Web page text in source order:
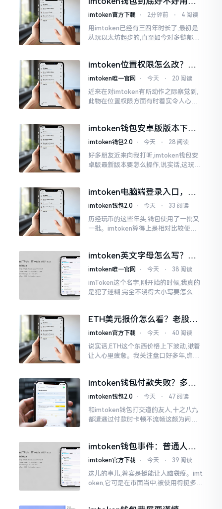
老玩家说说真实体验
imtoken官方下载 ⋅ 2分钟前 ⋅ 4 阅读
用imtoken已经有三四年时长了,最初是
从玩以太坊起步的,直至如今对多链都有
imtoken位置权限怎么改？手
把手教你搞定
imtoken唯一官网 ⋅ 今天 ⋅ 20 阅读
近来在对imtoken有所动作之际察觉到,
此物在位置权限方面有时着实令人心生
的模样
imtoken钱包安卓版版本下载
安装教程
imtoken钱包2.0 ⋅ 今天 ⋅ 28 阅读
好多朋友近来向我打听,imtoken钱包安
卓版最新版本要怎么操作,说实话,这玩意
0版本
imtoken电脑端登录入口，地
址在这里
imtoken钱包2.0 ⋅ 今天 ⋅ 33 阅读
历经玩币的这些年头,钱包使用了一批又
一批。imtoken算得上是相对比较便于
就得去寻觅电脑端的入口。
imtoken英文字母怎么写？正
确拼写看这里
imtoken唯一官网 ⋅ 今天 ⋅ 38 阅读
imToken这个名字,刚开始的时候,我真的
是犯了迷糊,完全不晓得大小写要怎么去
ETH美元报价怎么看？老股民
手把手教你盯盘
imtoken官方下载 ⋅ 今天 ⋅ 40 阅读
说实话,ETH这个东西价格上下波动,瞅着
让人心里疲惫。我关注盘口好多年,瞧见
判断。
imtoken钱包付款失败？多半
是这几个原因闹的
imtoken钱包2.0 ⋅ 今天 ⋅ 47 阅读
和imtoken钱包打交道的友人,十之八九
都遭遇过付款时卡顿不流畅这颇为闹心
急得连连跺脚。实际上讲
imtoken钱包事件：普通人该
咋办？
imtoken官方下载 ⋅ 今天 ⋅ 39 阅读
这儿的事儿,着实是挺能让人脑袋疼。imt
oken,它可是在市面当中,被使用得挺多的